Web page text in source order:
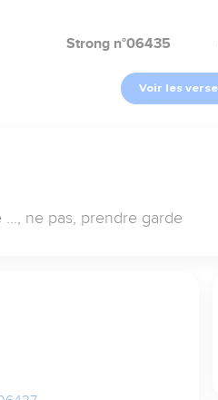
Strong n°06435
Voir les
ne pas, prendre garde